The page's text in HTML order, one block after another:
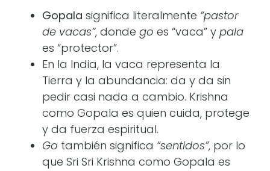
Gopala significa literalmente “pastor
de vacas”, donde go es “vaca” y pala
es “protector”.
En la India, la vaca representa la
Tierra y la abundancia: da y da sin
pedir casi nada a cambio. Krishna
como Gopala es quien cuida, protege
y da fuerza espiritual.
Go también significa “sentidos”, por lo
que Sri Sri Krishna como Gopala es